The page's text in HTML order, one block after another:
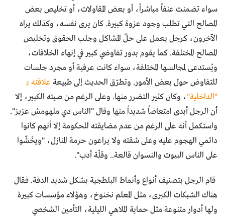
سواء تضمنت عنفاً مباشراً، أو بعض المقاولات، أو تخليص بعض
المصالح التي تطلب وجود عزوة كبيرة. كان يرى نفسه، وكذلك يراه
الآخرون، كرجل يعمل على حلّ المشاكل وجلب الحقوق وتخليص
المصالح المختلفة. كما يقوم بدور تفاوضي كبير في إنهاء الخلافات،
ويُستدعى لمجالسها المختلفة، سواء كانت عرفية أو مجرد جلسات
للتفاوض حول بعض الأمور. وتطرّق الحديث إلى طبيعة علاقته بـ
"الداخلية"، وكان كثير التضرر منها. وعلى الرغم من صيته الكبير، إلا
أن الرجل أبدى امتعاضاً شديداً منها وقال "الناس دي ملهومش عزيز".
واستكمل أنه على الرغم من عدم مضايقته للحكومة إلا أنهم كانوا
دائمي الهجوم عليه وعلى شقته ولا يراعون حرمة المنازل، "ويخْشّوا
على الناس البيوت والنسوان قالعة.. وقلّة أدب".
قام الرجل بتصنيف أنواع وأنماط البلطجية بشكل شديد الدقة. فقال
هناك الشبكات الكبرى، مثل المعلم نخنوخ، وهؤلاء مؤسسات كبيرة
ولها أدوار متنوعة مثل حماية الملاهي الليلية، التأمين الشخصي